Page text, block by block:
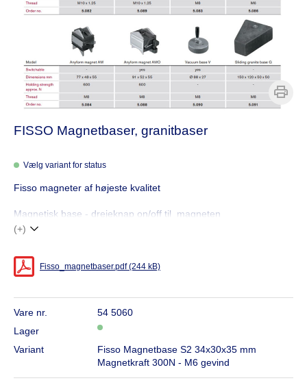
FISSO Magnetbaser, granitbaser
Vælg variant for status
Fisso magneter af højeste kvalitet
Magnetisk base - drejeknap on/off til magneten
(+)
Fisso_magnetbaser.pdf (244 kB)
Vare nr.
54 5060
Lager
Variant
Fisso Magnetbase S2 34x30x35 mm
Magnetkraft 300N - M6 gevind